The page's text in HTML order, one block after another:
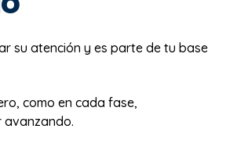
su atención y es parte de tu base
como en cada fase,
avanzando.